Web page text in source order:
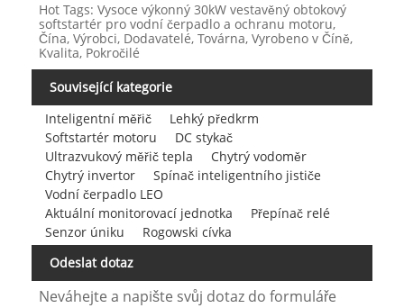
Hot Tags: Vysoce výkonný 30kW vestavěný obtokový
softstartér pro vodní čerpadlo a ochranu motoru,
Čína, Výrobci, Dodavatelé, Továrna, Vyrobeno v Číně,
Kvalita, Pokročilé
Související kategorie
Inteligentní měřič
Lehký předkrm
Softstartér motoru
DC stykač
Ultrazvukový měřič tepla
Chytrý vodoměr
Chytrý invertor
Spínač inteligentního jističe
Vodní čerpadlo LEO
Aktuální monitorovací jednotka
Přepínač relé
Senzor úniku
Rogowski cívka
Odeslat dotaz
Neváhejte a napište svůj dotaz do formuláře